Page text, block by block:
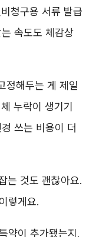
청구용 서류 발급
속도도 체감상
정해두는 게 제일
누락이 생기기
쓰는 비용이 더
는 것도 괜찮아요.
렇게요.
약이 추가됐는지,